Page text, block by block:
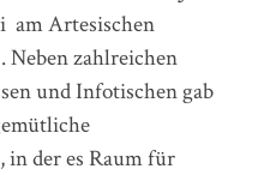
am Artesischen
zahlreichen
und Infotischen gab
der es Raum für